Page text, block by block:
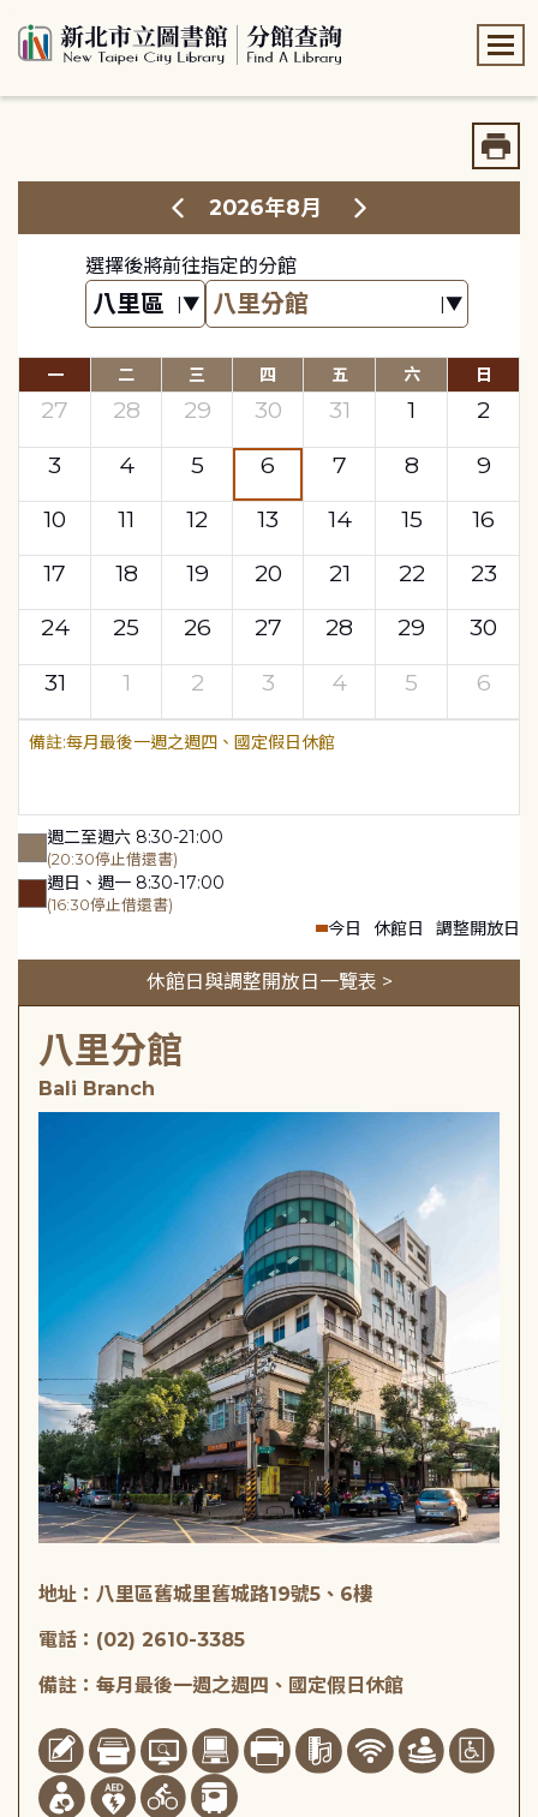
2026年8月
選擇後將前往指定的分館
一 二 三 四 五 六 日
27 28 29 30 31 1
2
3
4 5 6 7 8
9
10
11 12 13 14 15
16
17
18 19 20 21 22
23
24
25 26 27 28 29
30
31
1 2 3 4 5 6
每月最後一週之週四、國定假日休館
週二至週六 8:30-21:00
(20:30停止借還書)
週日、週一 8:30-17:00
(16:30停止借還書)
今日 休館日 調整開放日
休館日與調整開放日一覽表 >
八里分館
Bali Branch
地址：八里區舊城里舊城路19號5、6樓
電話：(02) 2610-3385
備註：每月最後一週之週四、國定假日休館